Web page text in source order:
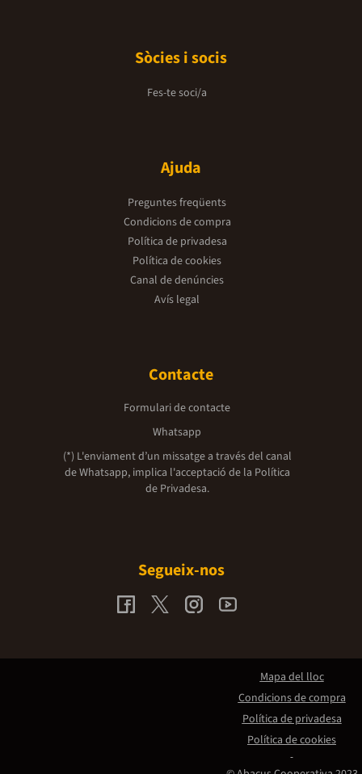
Sòcies i socis
Fes-te soci/a
Ajuda
Preguntes freqüents
Condicions de compra
Política de privadesa
Política de cookies
Canal de denúncies
Avís legal
Contacte
Formulari de contacte
Whatsapp
(*) L'enviament d’un missatge a través del canal
de Whatsapp, implica l'acceptació de la Política
de Privadesa.
Segueix-nos
Mapa del lloc
Condicions de compra
Política de privadesa
Política de cookies